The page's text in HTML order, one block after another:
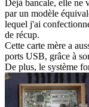
Déjà bancale, elle
par un modèle
lequel j'ai
de récup.
Cette carte mère a
ports USB, grâce à
De plus, le système